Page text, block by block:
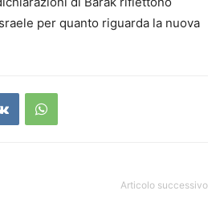
per quanto riguarda la nuova
Articolo successivo